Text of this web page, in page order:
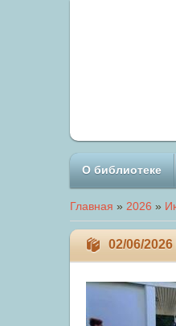
О библиотеке
Главная » 2026 »
02/06/